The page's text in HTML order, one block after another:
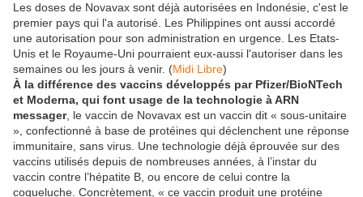
Les doses de Novavax sont déjà autorisées en Indonésie, c'est le
premier pays qui l'a autorisé. Les Philippines ont aussi accordé
une autorisation pour son administration en urgence. Les Etats-
Unis et le Royaume-Uni pourraient eux-aussi l'autoriser dans les
semaines ou les jours à venir. (Midi Libre)
À la différence des vaccins développés par Pfizer/BioNTech
et Moderna, qui font usage de la technologie à ARN
messager, le vaccin de Novavax est un vaccin dit « sous-unitaire
», confectionné à base de protéines qui déclenchent une réponse
immunitaire, sans virus. Une technologie déjà éprouvée sur des
vaccins utilisés depuis de nombreuses années, à l’instar du
vaccin contre l’hépatite B, ou encore de celui contre la
coqueluche. Concrètement, « ce vaccin produit une protéine